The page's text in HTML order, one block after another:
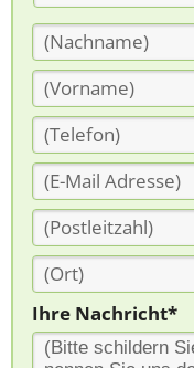
Ihre Nachricht*